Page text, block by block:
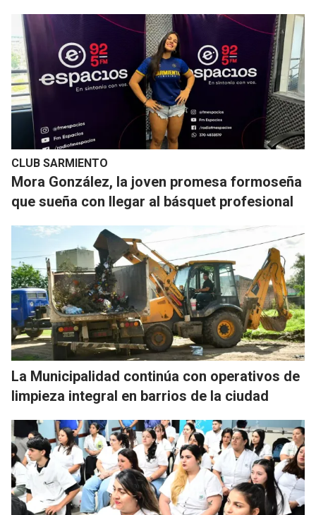
CLUB SARMIENTO
Mora González, la joven promesa formoseña
que sueña con llegar al básquet profesional
La Municipalidad continúa con operativos de
limpieza integral en barrios de la ciudad